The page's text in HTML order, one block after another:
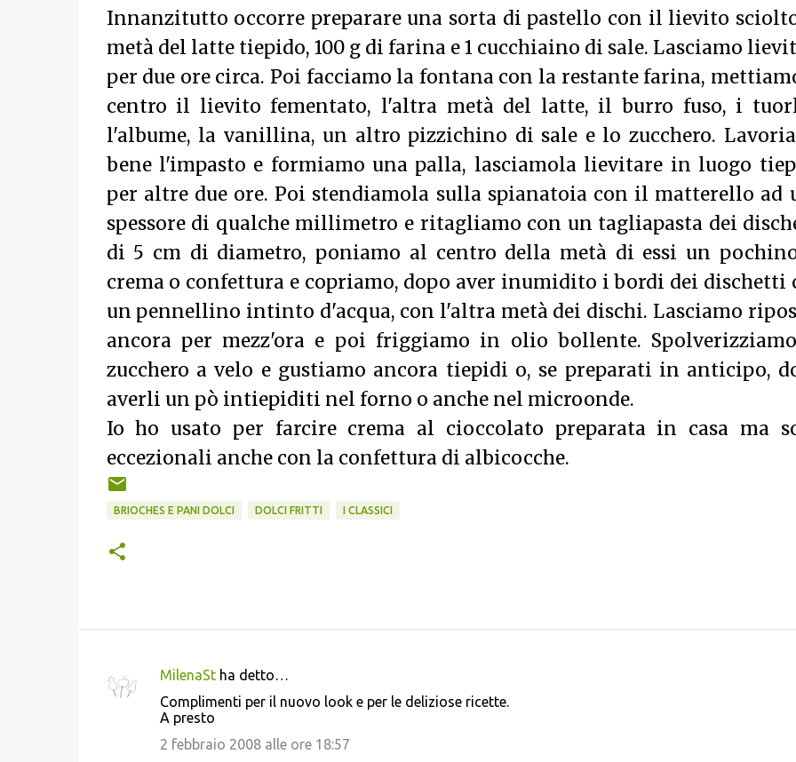
Innanzitutto occorre preparare una sorta di pastello con il lievito
metà del latte tiepido, 100 g di farina e 1 cucchiaino di sale. Lasciamo
per due ore circa. Poi facciamo la fontana con la restante farina,
centro il lievito fementato, l'altra metà del latte, il burro fuso, i
l'albume, la vanillina, un altro pizzichino di sale e lo zucchero.
bene l'impasto e formiamo una palla, lasciamola lievitare in luogo
per altre due ore. Poi stendiamola sulla spianatoia con il matterello ad
spessore di qualche millimetro e ritagliamo con un tagliapasta dei
di 5 cm di diametro, poniamo al centro della metà di essi un
crema o confettura e copriamo, dopo aver inumidito i bordi dei dischetti
un pennellino intinto d'acqua, con l'altra metà dei dischi. Lasciamo
ancora per mezz'ora e poi friggiamo in olio bollente.
zucchero a velo e gustiamo ancora tiepidi o, se preparati in anticipo,
averli un pò intiepiditi nel forno o anche nel microonde.
Io ho usato per farcire crema al cioccolato preparata in casa ma
eccezionali anche con la confettura di albicocche.
BRIOCHES E PANI DOLCI DOLCI FRITTI I CLASSICI
C
MilenaStha detto…
Complimenti per il nuovo look e per le deliziose ricette.
A presto
2 febbraio 2008 alle ore 18:57